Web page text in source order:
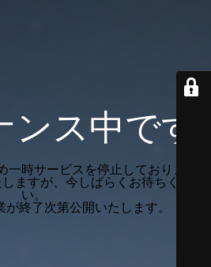
ス中です
一時サービスを停止しております。
ますが、今しばらくお待ちくださ
い。
終了次第公開いたします。